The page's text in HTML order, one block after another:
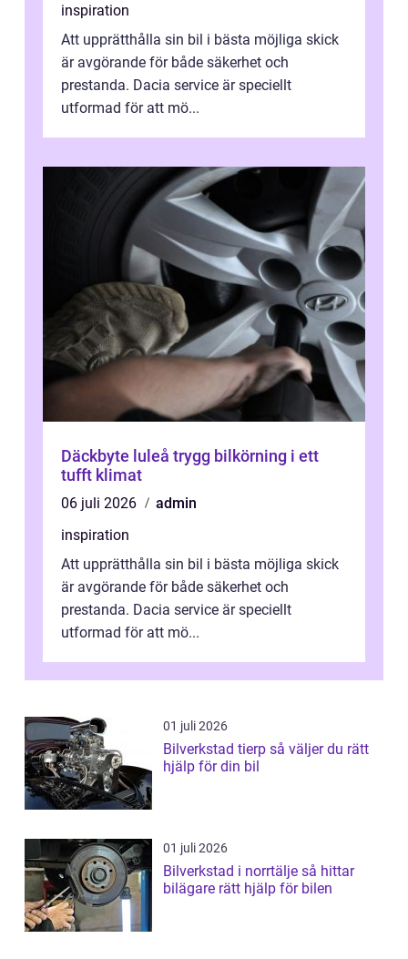
inspiration
Att upprätthålla sin bil i bästa möjliga skick
är avgörande för både säkerhet och
prestanda. Dacia service är speciellt
utformad för att mö...
Däckbyte luleå trygg bilkörning i ett
tufft klimat
06 juli 2026
admin
inspiration
Att upprätthålla sin bil i bästa möjliga skick
är avgörande för både säkerhet och
prestanda. Dacia service är speciellt
utformad för att mö...
01 juli 2026
Bilverkstad tierp så väljer du rätt
hjälp för din bil
01 juli 2026
Bilverkstad i norrtälje så hittar
bilägare rätt hjälp för bilen